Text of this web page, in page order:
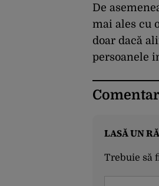
De
mai ales cu
doar dacă
persoanele
LASĂ UN
Trebuie să